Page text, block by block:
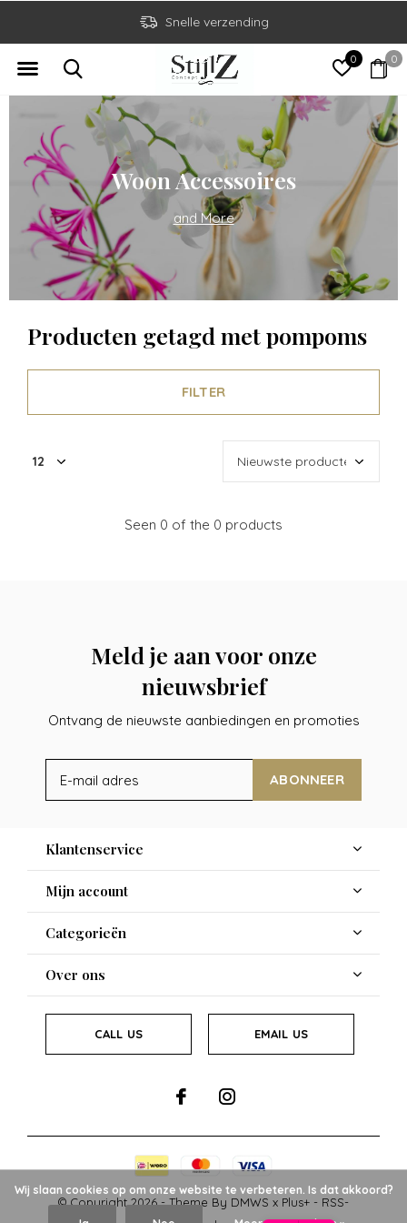
0 0
Snelle verzending
Woon Accessoires
and More
Producten getagd met pompoms
FILTER
Seen 0 of the 0 products
Meld je aan voor onze
nieuwsbrief
Ontvang de nieuwste aanbiedingen en promoties
ABONNEER
Klantenservice
Mijn account
Categorieën
Over ons
CALL US EMAIL US
© Copyright2026- Theme By DMWS x Plus+ - RSS-
Wij slaan cookies op om onze website te verbeteren. Is dat akkoord?